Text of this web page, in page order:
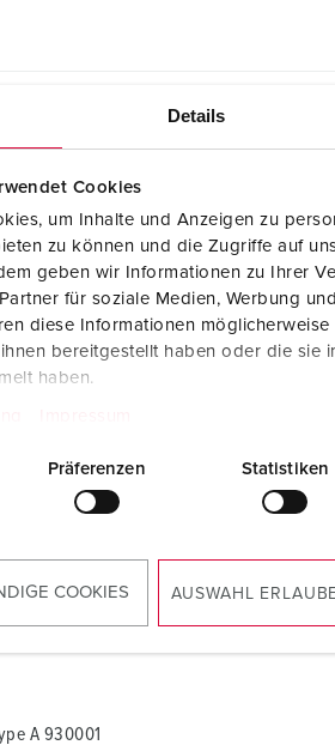
Details
Cookies
um Inhalte und Anzeigen zu
zu können und die Zugriffe auf
geben wir Informationen zu Ihrer
für soziale Medien, Werbung
diese Informationen
bereitgestellt haben oder die sie
haben.
Präferenzen Statistiken
COOKIES AUSWAHL
A 930001
Fabrikantverklaring
AMAXX® contactdooscombinatie
aardlekschakelaar type A 930001
Montage- en gebruikshandleiding
AMAXX® contactdooscombinatie met
A 930001